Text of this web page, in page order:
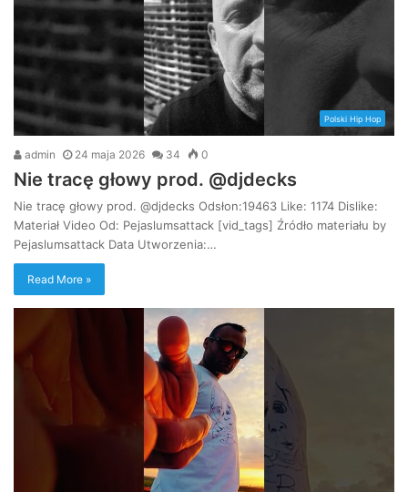
Polski Hip Hop
admin 24 maja 2026 34 0
Nie tracę głowy prod. @djdecks
Nie tracę głowy prod. @djdecks Odsłon:19463 Like: 1174 Dislike:
Materiał Video Od: Pejaslumsattack [vid_tags] Źródło materiału by
Pejaslumsattack Data Utworzenia:…
Read More »